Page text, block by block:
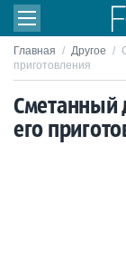
Главная / Другое /
приготовления
Сметанный
его